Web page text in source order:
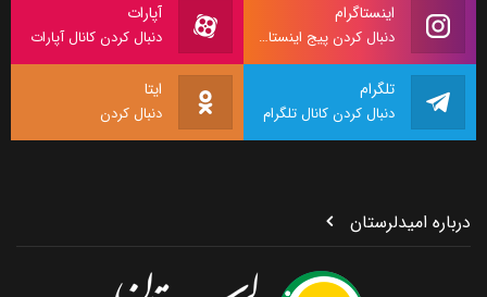
اینستاگرام
دنبال کردن پیج اینستاگرام
آپارات
دنبال کردن کانال آپارات
تلگرام
دنبال کردن کانال تلگرام
ایتا
دنبال کردن
درباره امیدلرستان